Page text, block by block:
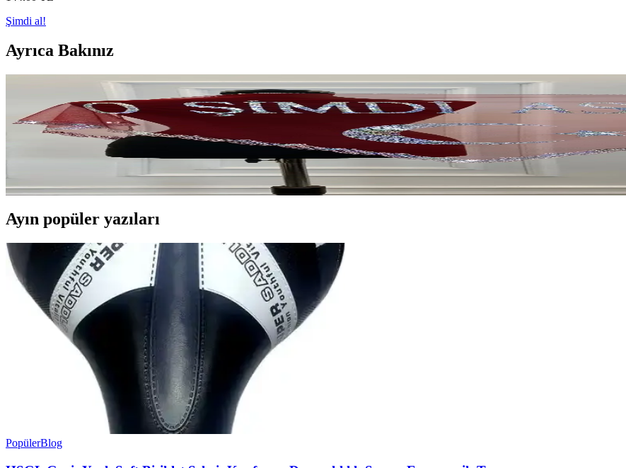
Şimdi al!
Ayrıca Bakınız
ZEYMERADE Kırmızı Simli ve Pullu Asker Şalları Karşılaştırması: Özellikler ve Kullanım Alanları
ZEYMERADE kırmızı simli ve pullu asker şalları, farklı etkinlikler için tasarlandı. Bu karşılaştırma, ürünlerin özelliklerini ve kullanıcı
ZEYMERADE Kırmızı Asker Şalı ve Omuz Örtüsü Seti – Özel Günler İçin Tasarım
ZEYMERADE'nin kırmızı asker şalı, ay yıldız detayları ve pullu tasarımıyla özel günlerde şıklık ve anlam sunar. Omuz örtüsü ve eldiven
Ayın popüler yazıları
PopülerBlog